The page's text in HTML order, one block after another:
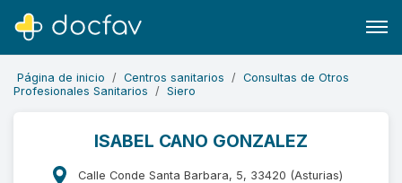
Página de inicio Centros sanitarios
Consultas de Otros
Profesionales Sanitarios
Siero
ISABEL CANO GONZALEZ
Calle Conde Santa Barbara, 5, 33420 (Asturias)